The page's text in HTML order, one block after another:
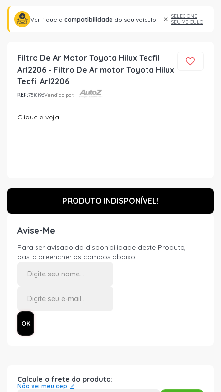
Verifique a compatibilidade do seu veículo
SELECIONE
SEU VEÍCULO
Filtro De Ar Motor Toyota Hilux Tecfil
Arl2206 - Filtro De Ar motor Toyota Hilux
Tecfil Arl2206
REF:7518196Vendido por:
Clique e veja!
PRODUTO INDISPONÍVEL!
Avise-Me
Para ser avisado da disponibilidade deste Produto,
basta preencher os campos abaixo.
Calcule o frete do produto:
Não sei meu cep